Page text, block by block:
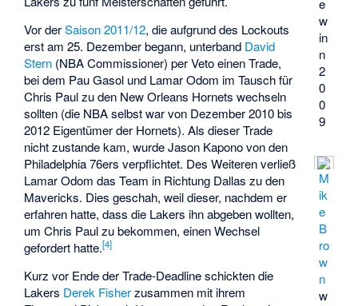
w
in
n
2
0
0
9
M
ik
e
B
ro
w
n
w
Vor derSaison 2011/12, die aufgrund des Lockouts
erst am 25. Dezember begann, unterband David
Stern (NBA Commissioner) per Veto einen Trade,
bei dem Pau Gasol und Lamar Odom im Tausch für
Chris Paul zu den New Orleans Hornets wechseln
sollten (die NBA selbst war von Dezember 2010 bis
2012 Eigentümer der Hornets). Als dieser Trade
nicht zustande kam, wurde Jason Kapono von den
Philadelphia 76ers verpflichtet. Des Weiteren verließ
Lamar Odom das Team in Richtung Dallas zu den
Mavericks. Dies geschah, weil dieser, nachdem er
erfahren hatte, dass die Lakers ihn abgeben wollten,
um Chris Paul zu bekommen, einen Wechsel
gefordert hatte.[4]
Kurz vor Ende der Trade-Deadline schickten die
Lakers Derek Fisherzusammen mit ihrem